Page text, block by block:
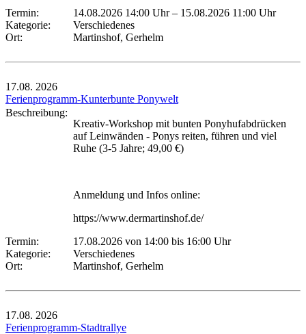
Termin: 14.08.2026 14:00 Uhr– 15.08.2026 11:00 Uhr
Kategorie:
Verschiedenes
Ort:
Martinshof, Gerhelm
17.08. 2026
Ferienprogramm-Kunterbunte Ponywelt
Beschreibung:
Kreativ-Workshop mit bunten Ponyhufabdrücken
auf Leinwänden - Ponys reiten, führen und viel
Ruhe (3-5 Jahre; 49,00 €)
Anmeldung und Infos online:
https://www.dermartinshof.de/
Termin:
17.08.2026 von 14:00 bis 16:00 Uhr
Kategorie:
Verschiedenes
Ort:
Martinshof, Gerhelm
17.08. 2026
Ferienprogramm-Stadtrallye